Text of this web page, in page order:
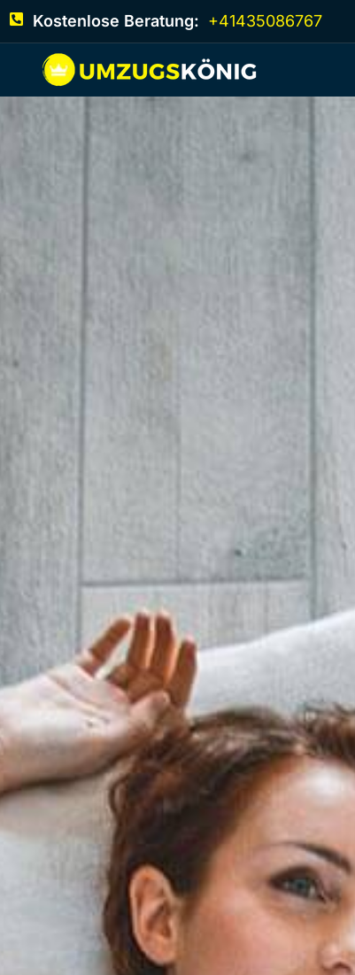
Kostenlose Beratung: +41435086767